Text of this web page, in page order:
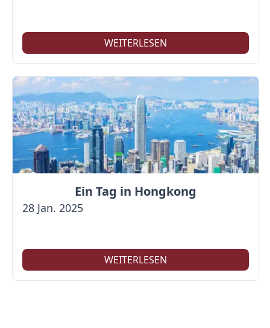
WEITERLESEN
Ein Tag in Hongkong
28 Jan. 2025
WEITERLESEN